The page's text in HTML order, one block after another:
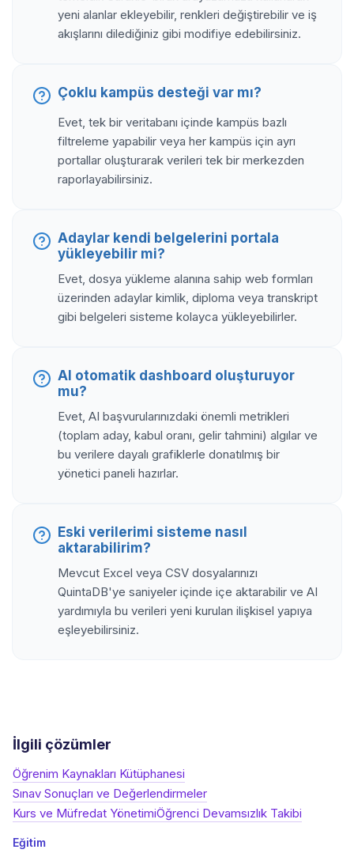
yeni alanlar ekleyebilir, renkleri değiştirebilir ve iş
akışlarını dilediğiniz gibi modifiye edebilirsiniz.
Çoklu kampüs desteği var mı?
Evet, tek bir veritabanı içinde kampüs bazlı
filtreleme yapabilir veya her kampüs için ayrı
portallar oluşturarak verileri tek bir merkezden
raporlayabilirsiniz.
Adaylar kendi belgelerini portala
yükleyebilir mi?
Evet, dosya yükleme alanına sahip web formları
üzerinden adaylar kimlik, diploma veya transkript
gibi belgeleri sisteme kolayca yükleyebilirler.
AI otomatik dashboard oluşturuyor
mu?
Evet, AI başvurularınızdaki önemli metrikleri
(toplam aday, kabul oranı, gelir tahmini) algılar ve
bu verilere dayalı grafiklerle donatılmış bir
yönetici paneli hazırlar.
Eski verilerimi sisteme nasıl
aktarabilirim?
Mevcut Excel veya CSV dosyalarınızı
QuintaDB'ye saniyeler içinde içe aktarabilir ve AI
yardımıyla bu verileri yeni kurulan ilişkisel yapıya
eşleyebilirsiniz.
İlgili çözümler
Öğrenim Kaynakları Kütüphanesi
Sınav Sonuçları ve Değerlendirmeler
Kurs ve Müfredat YönetimiÖğrenci Devamsızlık Takibi
Eğitim